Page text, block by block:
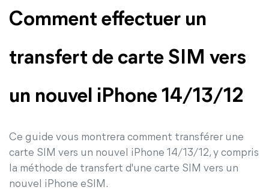
Comment effectuer un
transfert de carte SIM vers
un nouvel iPhone 14/13/12
Ce guide vous montrera comment transférer une
carte SIM vers un nouvel iPhone 14/13/12, y compris
la méthode de transfert d'une carte SIM vers un
nouvel iPhone eSIM.